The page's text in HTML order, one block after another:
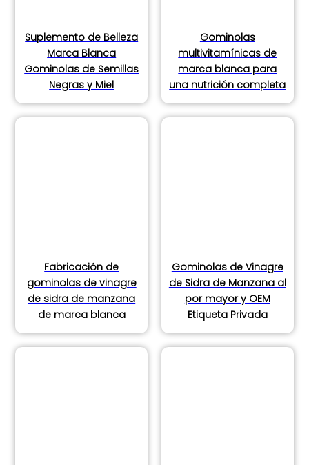
Suplemento de Belleza
Marca Blanca
Gominolas de Semillas
Negras y Miel
Gominolas
multivitamínicas de
marca blanca para
una nutrición completa
Fabricación de
gominolas de vinagre
de sidra de manzana
de marca blanca
Gominolas de Vinagre
de Sidra de Manzana al
por mayor y OEM
Etiqueta Privada